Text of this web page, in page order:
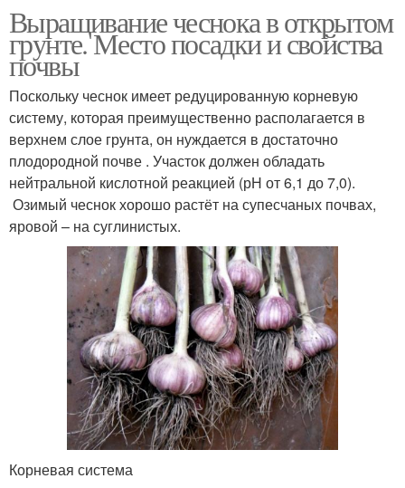
Выращивание чеснока в открытом
грунте. Место посадки и свойства
почвы
Поскольку чеснок имеет редуцированную корневую
систему, которая преимущественно располагается в
верхнем слое грунта, он нуждается в достаточно
плодородной почве . Участок должен обладать
нейтральной кислотной реакцией (рН от 6,1 до 7,0).
Озимый чеснок хорошо растёт на супесчаных почвах,
яровой – на суглинистых.
Корневая система